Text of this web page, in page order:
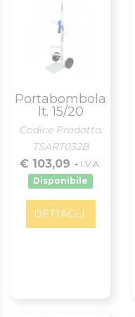
Portabombola
lt. 15/20
Codice Prodotto:
TSART032B
€ 103,09 + I.V.A.
Disponibile
DETTAGLI